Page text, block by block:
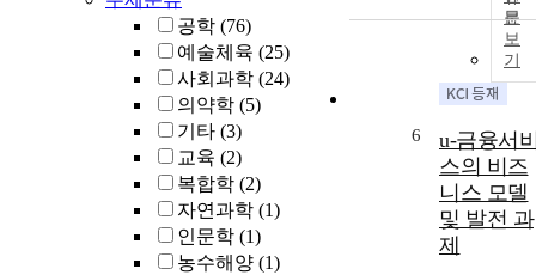
공학 (76)
예술체육 (25)
사회과학 (24)
의약학 (5)
기타 (3)
교육 (2)
복합학 (2)
자연과학 (1)
인문학 (1)
농수해양 (1)
문
보
기
6
u-금융서
스의 비즈
니스 모델
및 발전 과
제